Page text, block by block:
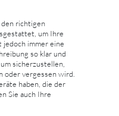
richtigen
um Ihre
immer eine
so klar und
sicherzustellen,
oder vergessen wird.
haben, die der
Sie auch Ihre